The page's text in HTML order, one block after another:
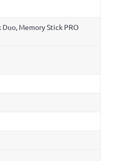
Memory Stick PRO